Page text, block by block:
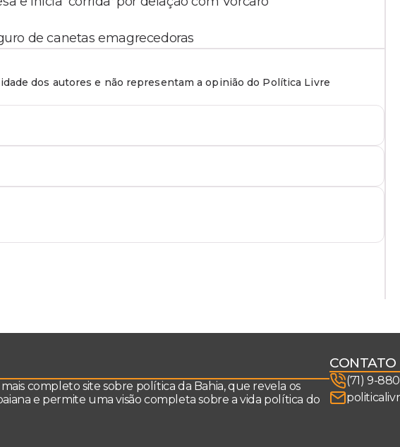
de canetas emagrecedoras
dos autores e não representam a opinião do Política Livre
mais completo site sobre política da Bahia, que revela os
e permite uma visão completa sobre a vida política do
CONTATO
(71) 9-